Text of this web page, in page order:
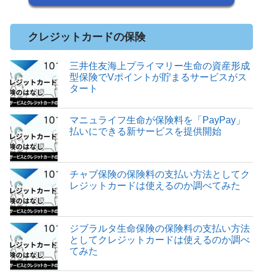
クレジットカードの保険
三井住友海上プライマリー生命の資産形成
型保険でVポイントが貯まるサービスがス
タート
マニュライフ生命が保険料を「PayPay」
払いにできる新サービスを提供開始
チャブ保険の保険料の支払い方法としてク
レジットカードは使えるのか調べてみた
ジブラルタ生命保険の保険料の支払い方法
としてクレジットカードは使えるのか調べ
てみた